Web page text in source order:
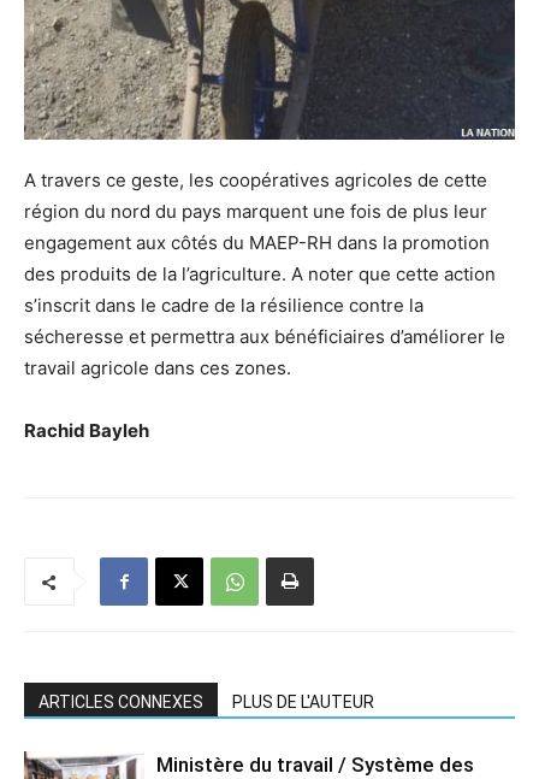
A travers ce geste, les coopératives agricoles de cette
région du nord du pays marquent une fois de plus leur
engagement aux côtés du MAEP-RH dans la promotion
des produits de la l’agriculture. A noter que cette action
s’inscrit dans le cadre de la résilience contre la
sécheresse et permettra aux bénéficiaires d’améliorer le
travail agricole dans ces zones.
Rachid Bayleh
ARTICLES CONNEXES PLUS DE L'AUTEUR
Ministère du travail / Système des